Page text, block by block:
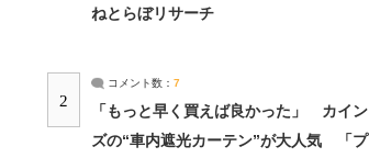
ねとらぼリサーチ
2
コメント数： 7
「もっと早く買えば良かった」 カイン
ズの“車内遮光カーテン”が大人気 「プ